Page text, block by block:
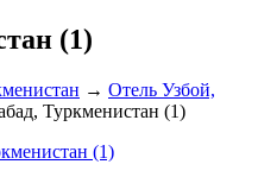
(1)
→ Отель Узбой,
Туркменистан (1)